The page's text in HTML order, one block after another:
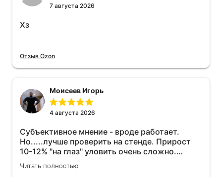
7 августа 2026
Хз
Отзыв Ozon
Моисеев Игорь
4 августа 2026
Субъективное мнение - вроде работает.
Но.....лучше проверить на стенде. Прирост
10-12% "на глаз" уловить очень сложно.
Покатаюсь, потом отключу и посмотрю, что
будет 😁.
Читать полностью